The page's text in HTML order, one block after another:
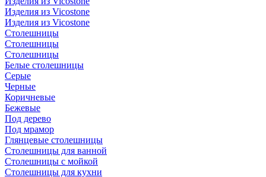
Изделия из Vicostone
Изделия из Vicostone
Столешницы
Столешницы
Столешницы
Белые столешницы
Серые
Черные
Коричневые
Бежевые
Под дерево
Под мрамор
Глянцевые столешницы
Столешницы для ванной
Столешницы с мойкой
Столешницы для кухни